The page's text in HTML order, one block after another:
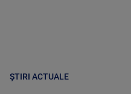
ȘTIRI ACTUALE